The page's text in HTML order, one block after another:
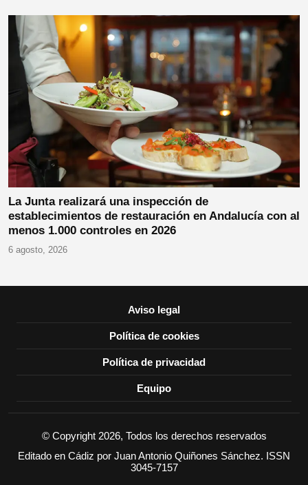
La Junta realizará una inspección de
establecimientos de restauración en Andalucía con al
menos 1.000 controles en 2026
6 agosto, 2026
Aviso legal
Política de cookies
Política de privacidad
Equipo
© Copyright 2026, Todos los derechos reservados
Editado en Cádiz por Juan Antonio Quiñones Sánchez. ISSN
3045-7157